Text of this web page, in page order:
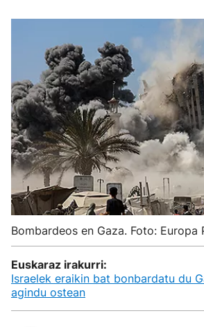
Bombardeos en Gaza. Foto: Europa
Euskaraz irakurri:
Israelek eraikin bat bonbardatu du
agindu ostean